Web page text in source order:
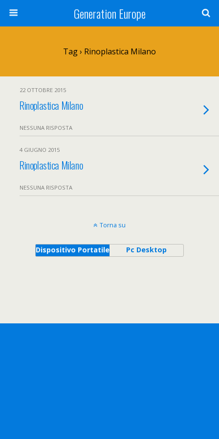
Generation Europe
Tag › Rinoplastica Milano
22 OTTOBRE 2015
Rinoplastica Milano
NESSUNA RISPOSTA
4 GIUGNO 2015
Rinoplastica Milano
NESSUNA RISPOSTA
Torna su
Dispositivo Portatile Pc Desktop